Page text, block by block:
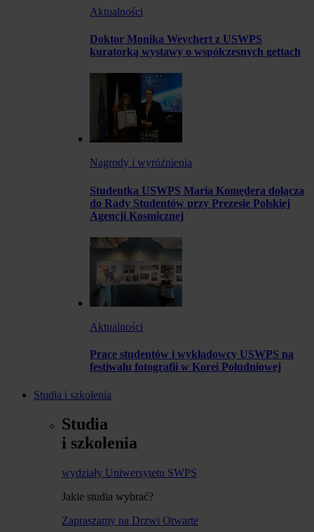
Aktualności
Doktor Monika Weychert z USWPS
kuratorką wystawy o współczesnych gettach
Nagrody i wyróżnienia
Studentka USWPS Maria Komędera dołącza
do Rady Studentów przy Prezesie Polskiej
Agencji Kosmicznej
Aktualności
Prace studentów i wykładowcy USWPS na
festiwalu fotografii w Korei Południowej
Studia i szkolenia
Studia
i szkolenia
wydziały Uniwersytetu SWPS
Jakie studia wybrać?
Zapraszamy na Drzwi Otwarte